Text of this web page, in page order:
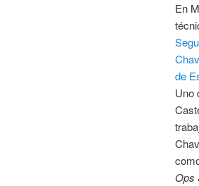
En
de
Uno
Ops